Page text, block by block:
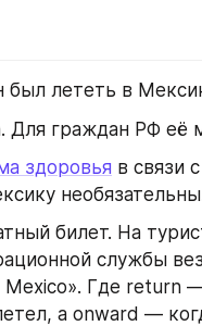
был лететь в
Для граждан РФ её
здоровья в связи
билет. На
службы
Где return
а onward —